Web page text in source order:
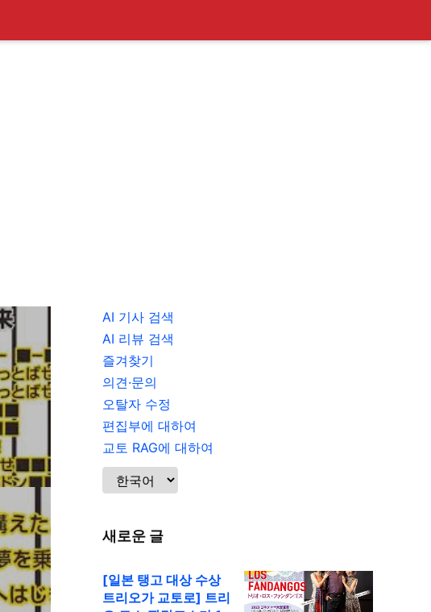
AI 기사 검색
AI 리뷰 검색
즐겨찾기
의견·문의
오탈자 수정
편집부에 대하여
교토 RAG에 대하여
새로운 글
[일본 탱고 대상 수상
트리오가 교토로] 트리